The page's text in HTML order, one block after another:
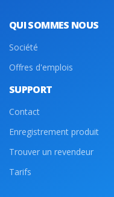
QUI SOMMES NOUS
Société
Offres d'emplois
SUPPORT
Contact
Enregistrement produit
Trouver un revendeur
Tarifs